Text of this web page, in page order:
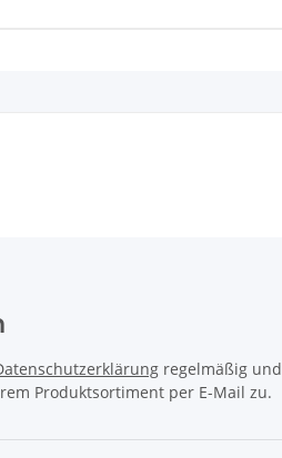
regelmäßig und
Produktsortiment per E-Mail zu.